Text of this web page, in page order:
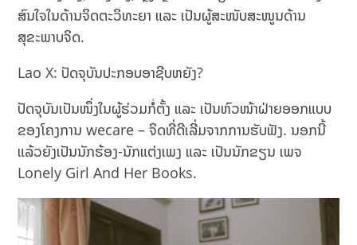
ສົນໃຈໃນດ້ານຈິດຕະວິທະຍາ ແລະ ເປັນຜູ້ສະໜັບສະໜູນດ້ານ
ສຸຂະພາບຈິດ.
Lao X: ປັດຈຸບັນປະກອບອາຊີບຫຍັງ?
ປັດຈຸບັນເປັນໜຶ່ງໃນຜູ້ຮ່ວມກໍ່ຕັ້ງ ແລະ ເປັນຫົວໜ້າຝ່າຍອອກແບບ
ຂອງໂຄງການ wecare – ຈິດທີ່ດີເລີ່ມຈາກການຮັບຟັງ. ນອກນີ້
ແລ້ວຍັງເປັນນັກຮ້ອງ-ນັກແຕ່ງເພງ ແລະ ເປັນນັກຂຽນ ເພຈ
Lonely Girl And Her Books.